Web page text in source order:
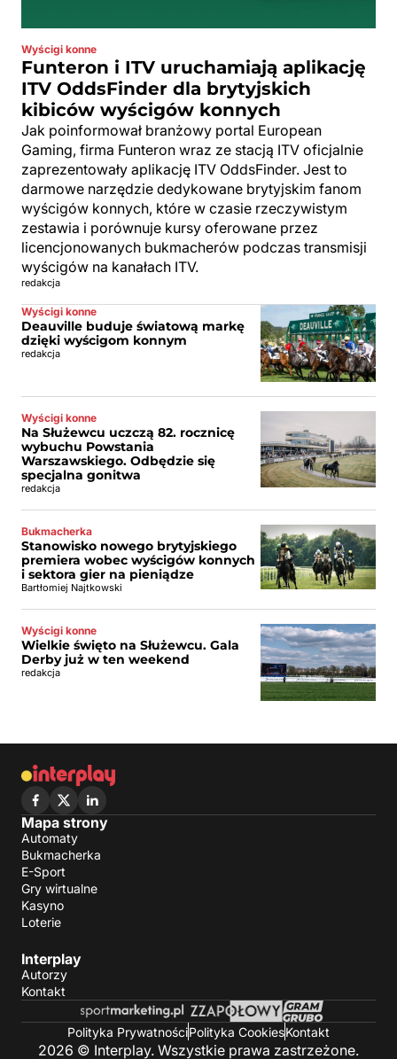
Wyścigi konne
Funteron i ITV uruchamiają aplikację
ITV OddsFinder dla brytyjskich
kibiców wyścigów konnych
Jak poinformował branżowy portal European
Gaming, firma Funteron wraz ze stacją ITV oficjalnie
zaprezentowały aplikację ITV OddsFinder. Jest to
darmowe narzędzie dedykowane brytyjskim fanom
wyścigów konnych, które w czasie rzeczywistym
zestawia i porównuje kursy oferowane przez
licencjonowanych bukmacherów podczas transmisji
wyścigów na kanałach ITV.
redakcja
Wyścigi konne
Deauville buduje światową markę
dzięki wyścigom konnym
redakcja
Wyścigi konne
Na Służewcu uczczą 82. rocznicę
wybuchu Powstania
Warszawskiego. Odbędzie się
specjalna gonitwa
redakcja
Bukmacherka
Stanowisko nowego brytyjskiego
premiera wobec wyścigów konnych
i sektora gier na pieniądze
Bartłomiej Najtkowski
Wyścigi konne
Wielkie święto na Służewcu. Gala
Derby już w ten weekend
redakcja
Mapa strony
Automaty
Bukmacherka
E-Sport
Gry wirtualne
Kasyno
Loterie
Interplay
Autorzy
Kontakt
Polityka PrywatnościPolityka CookiesKontakt
2026 © Interplay. Wszystkie prawa zastrzeżone.